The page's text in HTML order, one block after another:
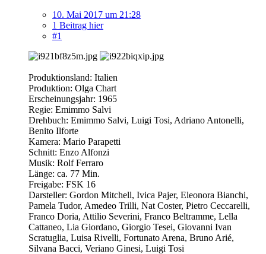
10. Mai 2017 um 21:28
1 Beitrag hier
#1
Produktionsland: Italien
Produktion: Olga Chart
Erscheinungsjahr: 1965
Regie: Emimmo Salvi
Drehbuch: Emimmo Salvi, Luigi Tosi, Adriano Antonelli,
Benito Ilforte
Kamera: Mario Parapetti
Schnitt: Enzo Alfonzi
Musik: Rolf Ferraro
Länge: ca. 77 Min.
Freigabe: FSK 16
Darsteller: Gordon Mitchell, Ivica Pajer, Eleonora Bianchi,
Pamela Tudor, Amedeo Trilli, Nat Coster, Pietro Ceccarelli,
Franco Doria, Attilio Severini, Franco Beltramme, Lella
Cattaneo, Lia Giordano, Giorgio Tesei, Giovanni Ivan
Scratuglia, Luisa Rivelli, Fortunato Arena, Bruno Arié,
Silvana Bacci, Veriano Ginesi, Luigi Tosi